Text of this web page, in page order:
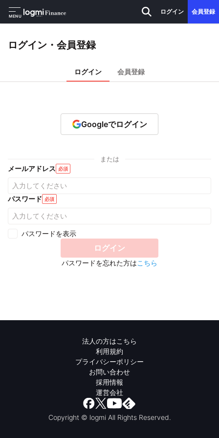
MENU
ログイン 会員登録
ログイン・会員登録
ログイン 会員登録
Googleでログイン
または
メールアドレス 必須
パスワード 必須
パスワードを表示
ログイン
パスワードを忘れた方はこちら
法人の方はこちら
利用規約
プライバシーポリシー
お問い合わせ
採用情報
運営会社
Copyright © logmi All Rights Reserved.